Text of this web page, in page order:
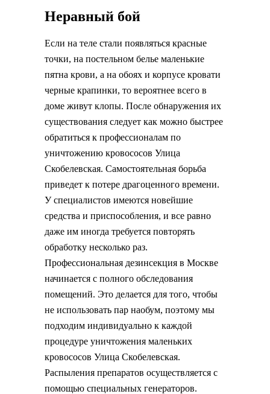
Неравный бой
Если на теле стали появляться красные
точки, на постельном белье маленькие
пятна крови, а на обоях и корпусе кровати
черные крапинки, то вероятнее всего в
доме живут клопы. После обнаружения их
существования следует как можно быстрее
обратиться к профессионалам по
уничтожению кровососов Улица
Скобелевская. Самостоятельная борьба
приведет к потере драгоценного времени.
У специалистов имеются новейшие
средства и приспособления, и все равно
даже им иногда требуется повторять
обработку несколько раз.
Профессиональная дезинсекция в Москве
начинается с полного обследования
помещений. Это делается для того, чтобы
не использовать пар наобум, поэтому мы
подходим индивидуально к каждой
процедуре уничтожения маленьких
кровососов Улица Скобелевская.
Распыления препаратов осуществляется с
помощью специальных генераторов.